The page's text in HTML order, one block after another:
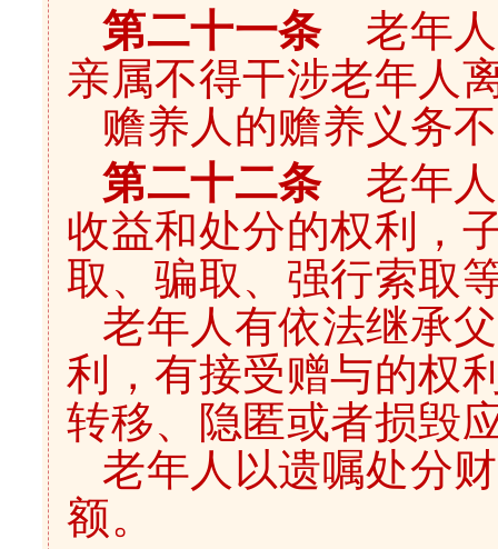
第二十一条老年人
亲属不得干涉老年人
赡养人的赡养义务
第二十二条老年人
收益和处分的权利，
取、骗取、强行索取
老年人有依法继承
利，有接受赠与的权
转移、隐匿或者损毁
老年人以遗嘱处分
额。